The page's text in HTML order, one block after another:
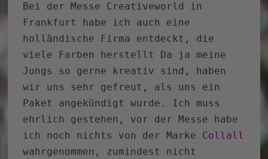
Bei der Messe Creativeworld in
Frankfurt habe ich auch eine
holländische Firma entdeckt, die
viele Farben herstellt Da ja meine
Jungs so gerne kreativ sind, haben
wir uns sehr gefreut, als uns ein
Paket angekündigt wurde. Ich muss
ehrlich gestehen, vor der Messe habe
ich noch nichts von der Marke Collall
wahrgenommen, zumindest nicht